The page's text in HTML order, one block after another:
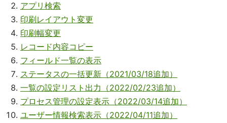
アプリ検索
印刷レイアウト変更
印刷幅変更
レコード内容コピー
フィールド一覧の表示
ステータスの一括更新（2021/03/18追加）
一覧の設定リスト出力（2022/02/23追加）
プロセス管理の設定表示（2022/03/14追加）
ユーザー情報検索表示（2022/04/11追加）